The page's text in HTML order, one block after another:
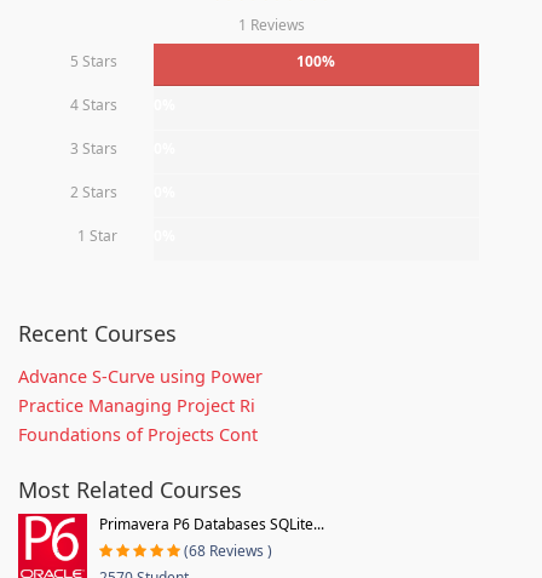
1 Reviews
5 Stars
100%
4 Stars
3 Stars
2 Stars
1 Star
Recent Courses
Advance S-Curve using Power
Practice Managing Project Ri
Foundations of Projects Cont
Most Related Courses
Primavera P6 Databases SQLite...
(68 Reviews )